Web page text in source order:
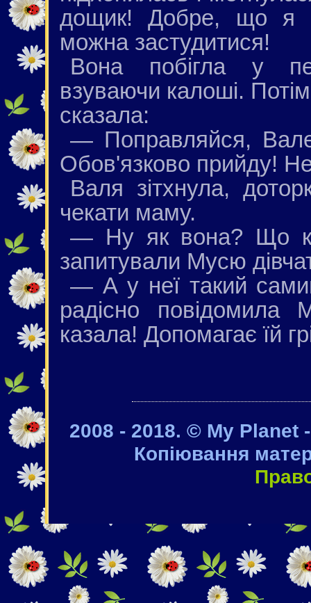
дощик! Добре, що я
можна застудитися!
Вона побігла у
взуваючи калоші.
сказала:
— Поправляйся,
Обов'язково прийду!
Валя зітхнула,
чекати маму.
— Ну як вона? Що
запитували Мусю
— А у неї такий
радісно
казала! Допомагає їй
2008 - 2018. © My Planet
Копіювання